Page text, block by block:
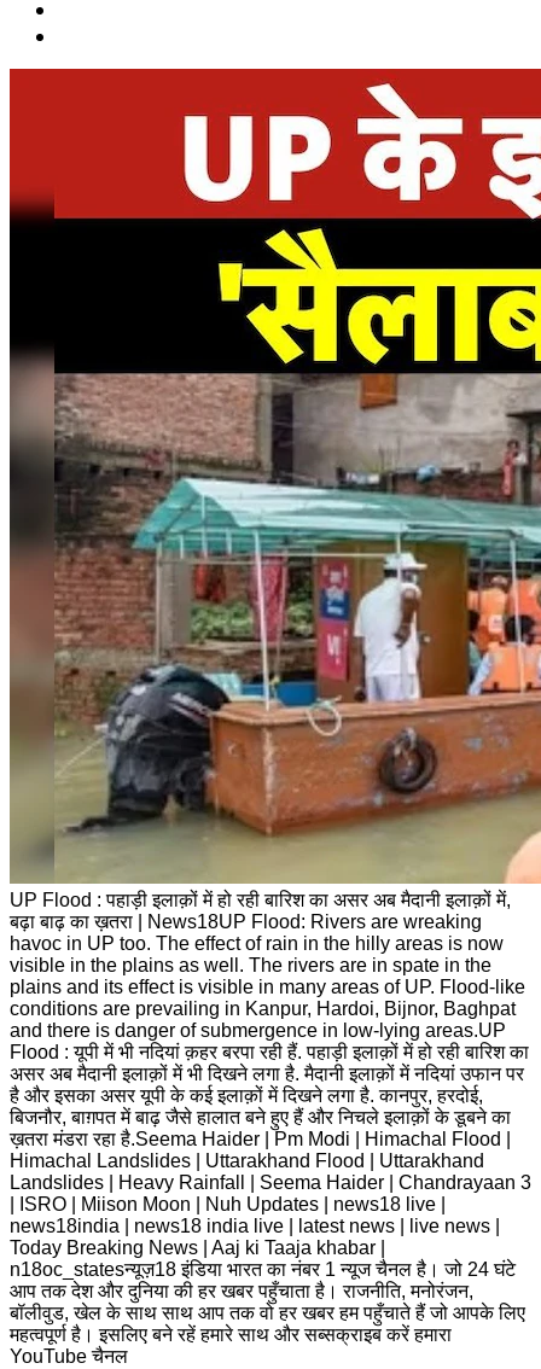
UP Flood : पहाड़ी इलाक़ों में हो रही बारिश का असर अब मैदानी इलाक़ों में,
बढ़ा बाढ़ का ख़तरा | News18UP Flood: Rivers are wreaking
havoc in UP too. The effect of rain in the hilly areas is now
visible in the plains as well. The rivers are in spate in the
plains and its effect is visible in many areas of UP. Flood-like
conditions are prevailing in Kanpur, Hardoi, Bijnor, Baghpat
and there is danger of submergence in low-lying areas.UP
Flood : यूपी में भी नदियां क़हर बरपा रही हैं. पहाड़ी इलाक़ों में हो रही बारिश का
असर अब मैदानी इलाक़ों में भी दिखने लगा है. मैदानी इलाक़ों में नदियां उफान पर
है और इसका असर यूपी के कई इलाक़ों में दिखने लगा है. कानपुर, हरदोई,
बिजनौर, बाग़पत में बाढ़ जैसे हालात बने हुए हैं और निचले इलाक़ों के डूबने का
ख़तरा मंडरा रहा है.Seema Haider | Pm Modi | Himachal Flood |
Himachal Landslides | Uttarakhand Flood | Uttarakhand
Landslides | Heavy Rainfall | Seema Haider | Chandrayaan 3
| ISRO | Miison Moon | Nuh Updates | news18 live |
news18india | news18 india live | latest news | live news |
Today Breaking News | Aaj ki Taaja khabar |
n18oc_statesन्यूज़18 इंडिया भारत का नंबर 1 न्यूज चैनल है। जो 24 घंटे
आप तक देश और दुनिया की हर खबर पहुँचाता है। राजनीति, मनोरंजन,
बॉलीवुड, खेल के साथ साथ आप तक वो हर खबर हम पहुँचाते हैं जो आपके लिए
महत्वपूर्ण है। इसलिए बने रहें हमारे साथ और सब्सक्राइब करें हमारा
YouTube चैनल